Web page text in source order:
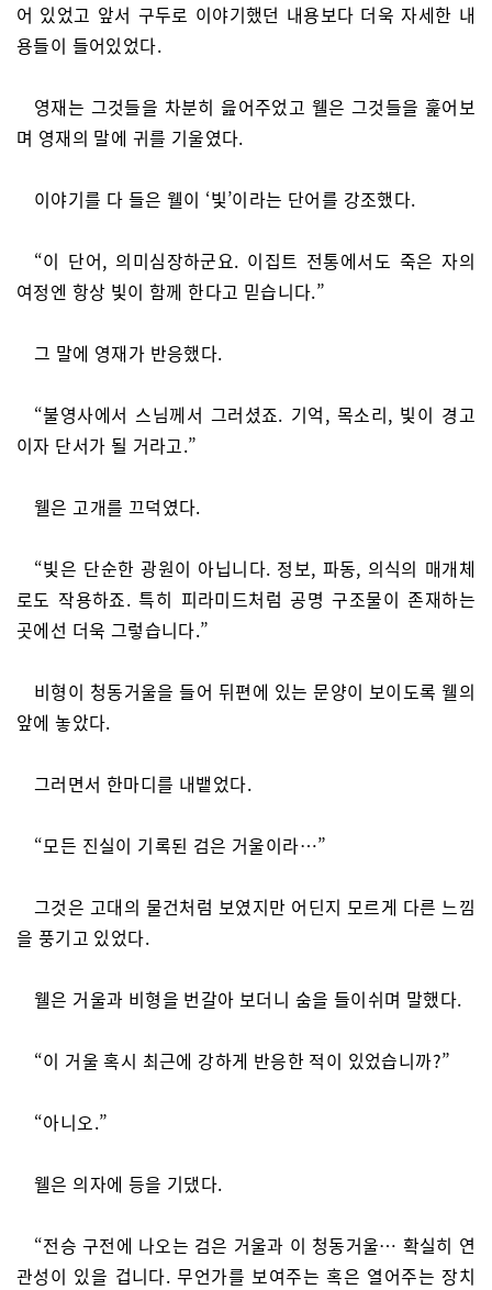
어 있었고 앞서 구두로 이야기했던 내용보다 더욱 자세한 내
용들이 들어있었다.
영재는 그것들을 차분히 읊어주었고 웰은 그것들을 훑어보
며 영재의 말에 귀를 기울였다.
이야기를 다 들은 웰이 ‘빛’이라는 단어를 강조했다.
“이 단어, 의미심장하군요. 이집트 전통에서도 죽은 자의
여정엔 항상 빛이 함께 한다고 믿습니다.”
그 말에 영재가 반응했다.
“불영사에서 스님께서 그러셨죠. 기억, 목소리, 빛이 경고
이자 단서가 될 거라고.”
웰은 고개를 끄덕였다.
“빛은 단순한 광원이 아닙니다. 정보, 파동, 의식의 매개체
로도 작용하죠. 특히 피라미드처럼 공명 구조물이 존재하는
곳에선 더욱 그렇습니다.”
비형이 청동거울을 들어 뒤편에 있는 문양이 보이도록 웰의
앞에 놓았다.
그러면서 한마디를 내뱉었다.
“모든 진실이 기록된 검은 거울이라…”
그것은 고대의 물건처럼 보였지만 어딘지 모르게 다른 느낌
을 풍기고 있었다.
웰은 거울과 비형을 번갈아 보더니 숨을 들이쉬며 말했다.
“이 거울 혹시 최근에 강하게 반응한 적이 있었습니까?”
“아니오.”
웰은 의자에 등을 기댔다.
“전승 구전에 나오는 검은 거울과 이 청동거울… 확실히 연
관성이 있을 겁니다. 무언가를 보여주는 혹은 열어주는 장치